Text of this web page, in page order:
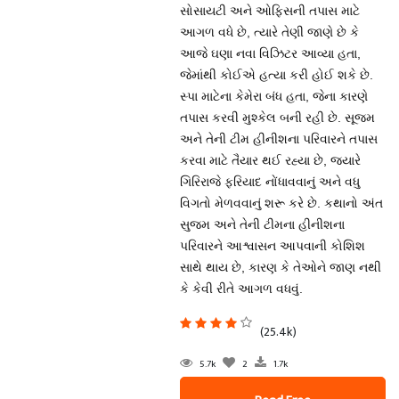
સોસાયટી અને ઓફિસની તપાસ માટે
આગળ વધે છે, ત્યારે તેણી જાણે છે કે
આજે ઘણા નવા વિઝિટર આવ્યા હતા,
જેમાંથી કોઈએ હત્યા કરી હોઈ શકે છે.
સ્પા માટેના કેમેરા બંધ હતા, જેના કારણે
તપાસ કરવી મુશ્કેલ બની રહી છે. સૂજ્મ
અને તેની ટીમ હીનીશના પરિવારને તપાસ
કરવા માટે તૈયાર થઈ રહ્યા છે, જ્યારે
ગિરિરાજે ફરિયાદ નોંધાવવાનું અને વધુ
વિગતો મેળવવાનું શરૂ કરે છે. કથાનો અંત
સુજ્મ અને તેની ટીમના હીનીશના
પરિવારને આશ્વાસન આપવાની કોશિશ
સાથે થાય છે, કારણ કે તેઓને જાણ નથી
કે કેવી રીતે આગળ વધવું.
(25.4k)
5.7k 2 1.7k